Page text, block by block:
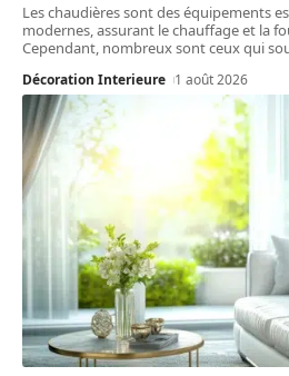
Les chaudières sont des équipements
modernes, assurant le chauffage et la
Cependant, nombreux sont ceux qui
Décoration Interieure 1 août 2026